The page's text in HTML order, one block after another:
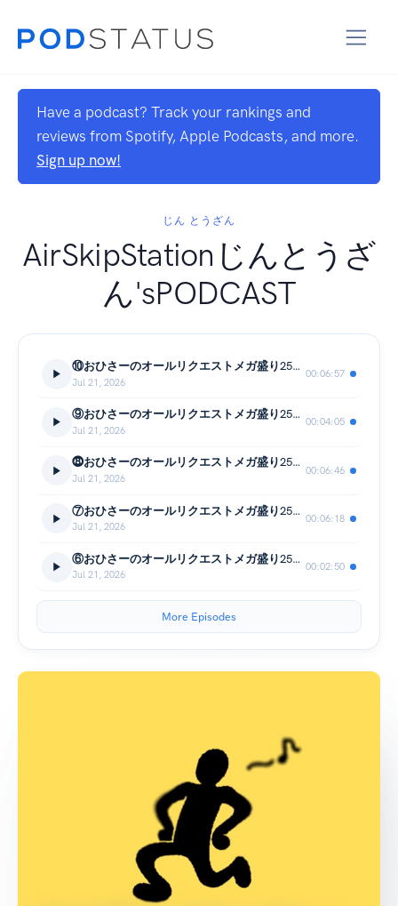
Have a podcast? Track your rankings and
reviews from Spotify, Apple Podcasts, and more.
Sign up now!
じん とうざん
AirSkipStationじんとうざ
ん'sPODCAST
⑩おひさーのオールリクエストメガ盛り25曲SPECIAL
Jul 21, 2026
00:06:57
⑨おひさーのオールリクエストメガ盛り25曲SPECIAL
Jul 21, 2026
00:04:05
⓼おひさーのオールリクエストメガ盛り25曲SPECIAL
Jul 21, 2026
00:06:46
⑦おひさーのオールリクエストメガ盛り25曲SPECIAL
Jul 21, 2026
00:06:18
⑥おひさーのオールリクエストメガ盛り25曲SPECIAL
Jul 21, 2026
00:02:50
More Episodes